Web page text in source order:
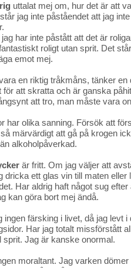
uttalat mej om, hur det är att
jag inte påståendet att jag
har inte påstått att det är
roligt utan sprit. Det
emot mej.
en riktig tråkmåns, tänker en
för att skratta och är ganska
att tro, man måste vara
har olika sanning. Försök att
märvärdigt att gå på krogen
alkoholpåverkad.
är fritt. Om jag väljer att
dricka ett glas vin till maten
Har aldrig haft något sug
kan göra bort mej ändå.
ingen färsking i livet, då jag levt
Har jag totalt missförstått
sprit. Jag är kanske onormal.
moraltant. Jag varken